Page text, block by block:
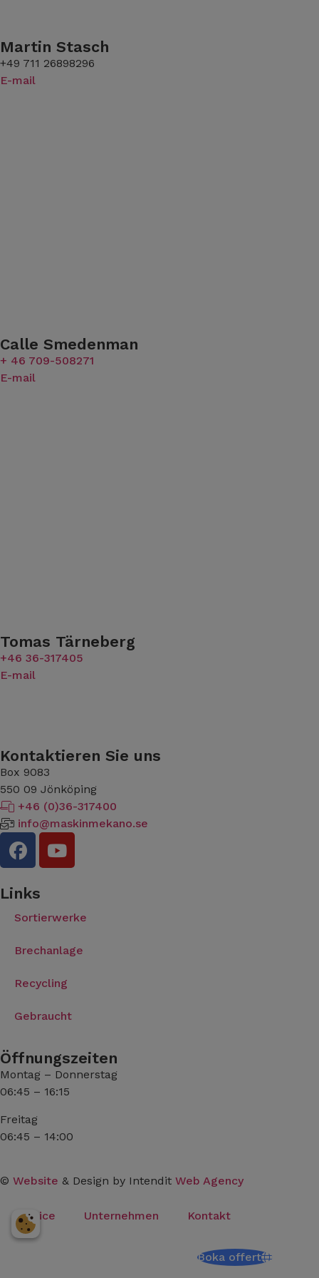
Martin Stasch
+49 711 26898296
E-mail
Calle Smedenman
+ 46 709-508271
E-mail
Tomas Tärneberg
+46 36-317405
E-mail
Kontaktieren Sie uns
Box 9083
​​​​​​​550 09 Jönköping
+46 (0)36-317400
info@maskinmekano.se
Links
Sortierwerke
Brechanlage
Recycling
Gebraucht
Öffnungszeiten
Montag – Donnerstag
06:45 – 16:15
Freitag
06:45 – 14:00
© Website & Design by Intendit Web Agency
Service Unternehmen Kontakt
Boka offert